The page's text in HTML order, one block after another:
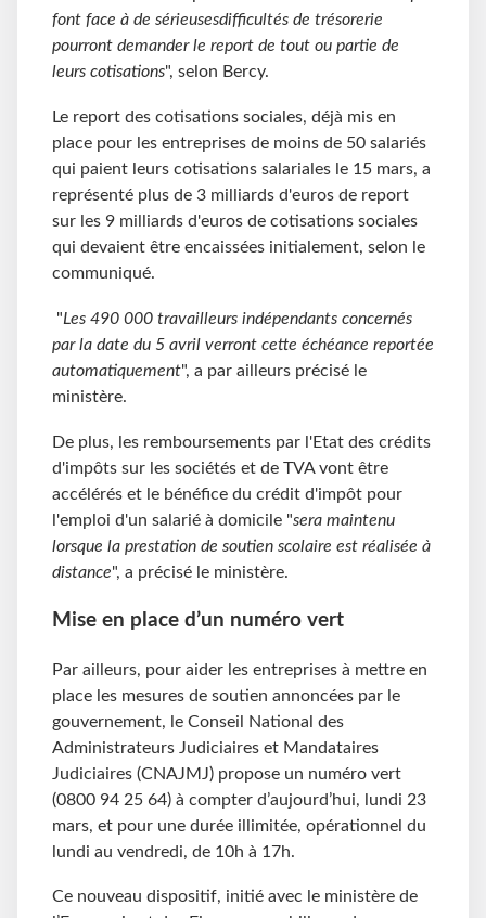
font face à de sérieusesdifficultés de trésorerie
pourront demander le report de tout ou partie de
leurs cotisations", selon Bercy.
Le report des cotisations sociales, déjà mis en
place pour les entreprises de moins de 50 salariés
qui paient leurs cotisations salariales le 15 mars, a
représenté plus de 3 milliards d'euros de report
sur les 9 milliards d'euros de cotisations sociales
qui devaient être encaissées initialement, selon le
communiqué.
"Les 490 000 travailleurs indépendants concernés
par la date du 5 avril verront cette échéance reportée
automatiquement", a par ailleurs précisé le
ministère.
De plus, les remboursements par l'Etat des crédits
d'impôts sur les sociétés et de TVA vont être
accélérés et le bénéfice du crédit d'impôt pour
l'emploi d'un salarié à domicile "sera maintenu
lorsque la prestation de soutien scolaire est réalisée à
distance", a précisé le ministère.
Mise en place d’un numéro vert
Par ailleurs, pour aider les entreprises à mettre en
place les mesures de soutien annoncées par le
gouvernement, le Conseil National des
Administrateurs Judiciaires et Mandataires
Judiciaires (CNAJMJ) propose un numéro vert
(0800 94 25 64) à compter d’aujourd’hui, lundi 23
mars, et pour une durée illimitée, opérationnel du
lundi au vendredi, de 10h à 17h.
Ce nouveau dispositif, initié avec le ministère de